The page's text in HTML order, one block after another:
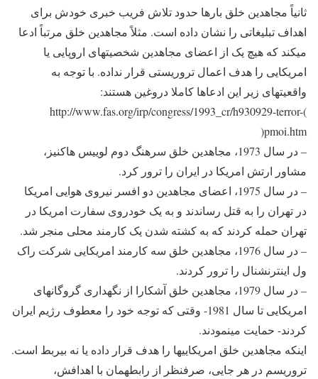
ثانیاً مجاهدین خلق بارها حدود تلاش فریب خبری خودش برای
اهداف تبلیغاتی را نشان داده است. مثلاً مجاهدین خلق مرتباً ادعا
می‎کند که هیچ یک از اعضای مجاهدین شخصیت‎های اروپایی یا
امریکایی را هدف اعمال تروریستی قرار نداده. با توجه به
واقعیت‎های زیر این ادعاها کاملا دروغین هستند:
)http://www.fas.org/irp/congress/1993_cr/h930929-terror-
pmoi.htm(
– در سال 1973، مجاهدین خلق سرهنگ دوم لوییس هاکنیز،
مشاور ارتش امریکا در ایران را ترور کرد.
– در سال 1975، اعضای مجاهدین دو افسر نیروی هوایی امریکا
در تهران را به قتل رساندند و به یک خودروی سفارت امریکا در
تهران حمله کردند که به کشته شدن یک کارمند محلی منجر شد.
– در سال 1976، مجاهدین خلق سه کارمند امریکایی شرکت راک
ول اینترنشنال را ترور کردند.
– در سال 1979، مجاهدین خلق آشکارا از نگهداری گروگان‎های
امریکایی تا سال 1981- وقتی که توجه خود را معطوف رژیم ایران
کردند- حمایت می‎نمودند.
اینکه مجاهدین خلق امریکایی‎ها را هدف قرار داده یا نه بی‎ربط است.
تروریسم در هر جایی، صرف‎نظر از رابطه‎مان با اهدافش،